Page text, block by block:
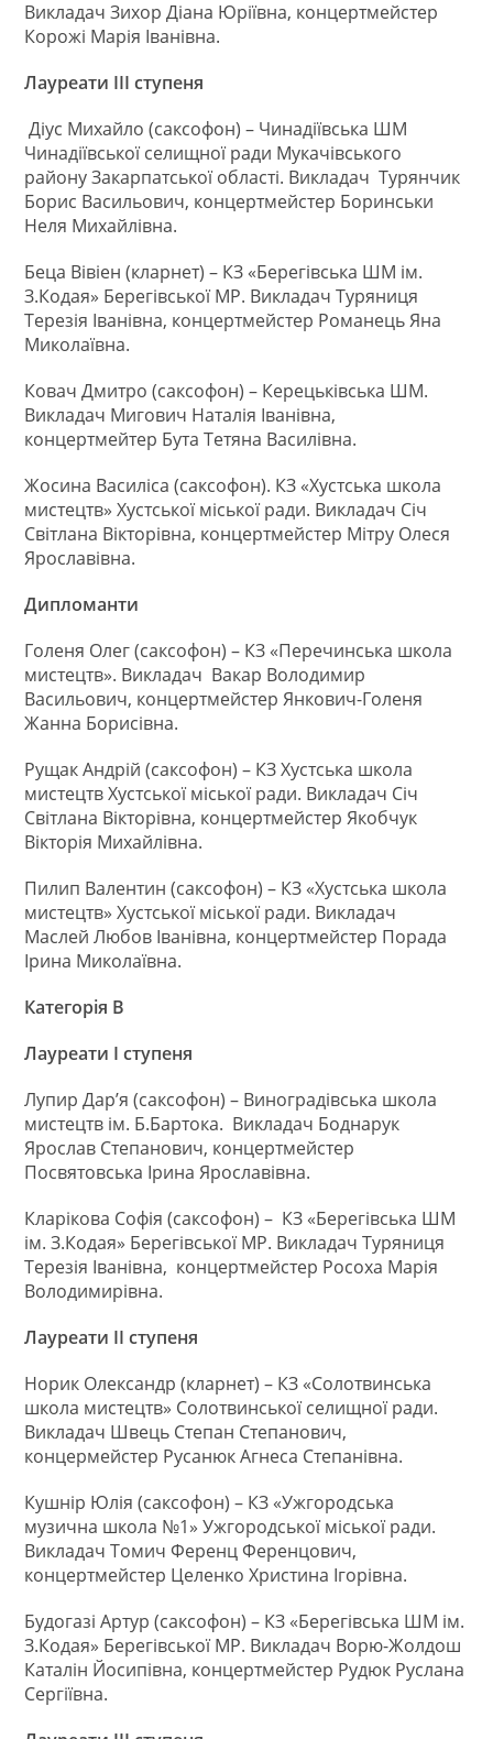
Викладач Зихор Діана Юріївна, концертмейстер
Корожі Марія Іванівна.
Лауреати ІІІ ступеня
Діус Михайло (саксофон) – Чинадіївська ШМ
Чинадіївської селищної ради Мукачівського
району Закарпатської області. Викладач Турянчик
Борис Васильович, концертмейстер Боринськи
Неля Михайлівна.
Беца Вівіен (кларнет) – КЗ «Берегівська ШМ ім.
З.Кодая» Берегівської МР. Викладач Туряниця
Терезія Іванівна, концертмейстер Романець Яна
Миколаївна.
Ковач Дмитро (саксофон) – Керецьківська ШМ.
Викладач Мигович Наталія Іванівна,
концертмейтер Бута Тетяна Василівна.
Жосина Василіса (саксофон). КЗ «Хустська школа
мистецтв» Хустської міської ради. Викладач Січ
Світлана Вікторівна, концертмейстер Мітру Олеся
Ярославівна.
Дипломанти
Голеня Олег (саксофон) – КЗ «Перечинська школа
мистецтв». Викладач Вакар Володимир
Васильович, концертмейстер Янкович-Голеня
Жанна Борисівна.
Рущак Андрій (саксофон) – КЗ Хустська школа
мистецтв Хустської міської ради. Викладач Січ
Світлана Вікторівна, концертмейстер Якобчук
Вікторія Михайлівна.
Пилип Валентин (саксофон) – КЗ «Хустська школа
мистецтв» Хустської міської ради. Викладач
Маслей Любов Іванівна, концертмейстер Порада
Ірина Миколаївна.
Категорія В
Лауреати І ступеня
Лупир Дар’я (саксофон) – Виноградівська школа
мистецтв ім. Б.Бартока. Викладач Боднарук
Ярослав Степанович, концертмейстер
Посвятовська Ірина Ярославівна.
Кларікова Софія (саксофон) – КЗ «Берегівська ШМ
ім. З.Кодая» Берегівської МР. Викладач Туряниця
Терезія Іванівна, концертмейстер Росоха Марія
Володимирівна.
Лауреати ІІ ступеня
Норик Олександр (кларнет) – КЗ «Солотвинська
школа мистецтв» Солотвинської селищної ради.
Викладач Швець Степан Степанович,
концермейстер Русанюк Агнеса Степанівна.
Кушнір Юлія (саксофон) – КЗ «Ужгородська
музична школа №1» Ужгородської міської ради.
Викладач Томич Ференц Ференцович,
концертмейстер Целенко Христина Ігорівна.
Будогазі Артур (саксофон) – КЗ «Берегівська ШМ ім.
З.Кодая» Берегівської МР. Викладач Ворю-Жолдош
Каталін Йосипівна, концертмейстер Рудюк Руслана
Сергіївна.